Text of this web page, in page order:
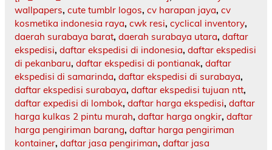
wallpapers, cute tumblr logos, cv harapan jaya, cv
kosmetika indonesia raya, cwk resi, cyclical inventory,
daerah surabaya barat, daerah surabaya utara, daftar
ekspedisi, daftar ekspedisi di indonesia, daftar ekspedisi
di pekanbaru, daftar ekspedisi di pontianak, daftar
ekspedisi di samarinda, daftar ekspedisi di surabaya,
daftar ekspedisi surabaya, daftar ekspedisi tujuan ntt,
daftar expedisi di lombok, daftar harga ekspedisi, daftar
harga kulkas 2 pintu murah, daftar harga ongkir, daftar
harga pengiriman barang, daftar harga pengiriman
kontainer, daftar jasa pengiriman, daftar jasa